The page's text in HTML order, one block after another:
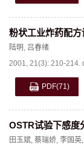
粉状工业炸药配
陆明, 吕春绪
2001, 21(3): 210-214.
PDF(71)
OSTR试验下感度
田玉斌, 蔡瑞娇, 李国英,